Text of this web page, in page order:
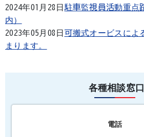
2024年01月28日 駐車監視員活動重点
内）
2023年05月08日 可搬式オービスによ
まります。
各種相談窓口
電話